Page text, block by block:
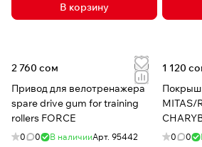
В корзину
2 760 сом
Привод для велотренажера
spare drive gum for training
rollers FORCE
0 0 В наличииАрт. 95442
1 120
MITAS/
0 0